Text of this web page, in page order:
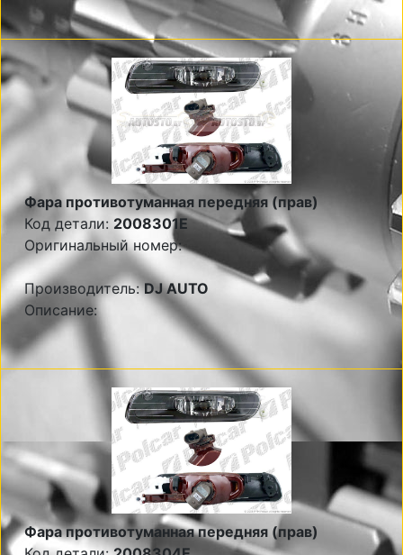
Фара противотуманная передняя (прав)
Код детали: 2008301E
Оригинальный номер:
Производитель:DJ AUTO
Описание:
Фара противотуманная передняя (прав)